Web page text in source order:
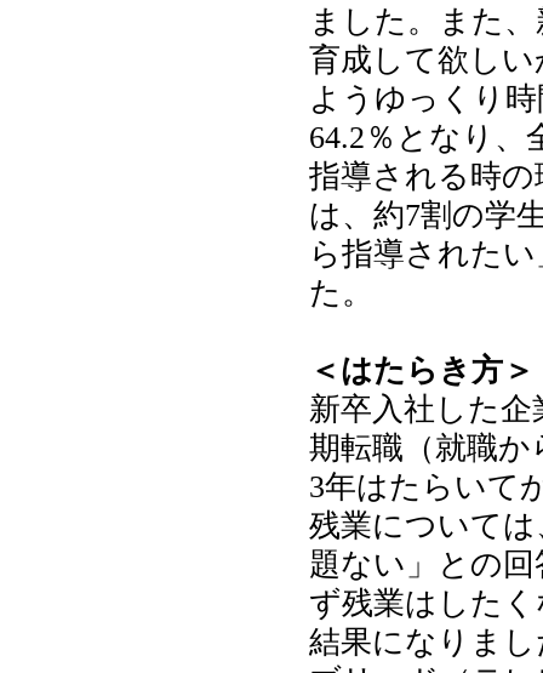
ました。また
育成して欲し
ようゆっくり
64.2％となり、
指導される時
は、約7割の学
ら指導された
た。
＜はたらき方＞
新卒入社した
期転職（就職か
3年はたらいて
残業について
題ない」との
ず残業はした
結果になりま